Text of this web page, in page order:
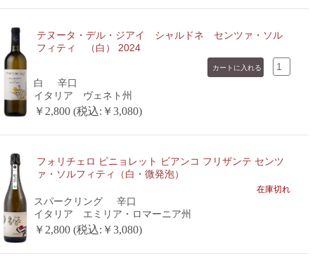
テヌータ・デル・ジアイ シャルドネ センツァ・ソル
フィティ （白） 2024
白
辛口
イタリア ヴェネト州
￥2,800 (税込:￥3,080)
フォリチェロ ピニョレット ビアンコ フリザンテ センツ
ァ・ソルフィティ（白・微発泡）
在庫切れ
スパークリング
辛口
イタリア エミリア・ロマーニア州
￥2,800 (税込:￥3,080)